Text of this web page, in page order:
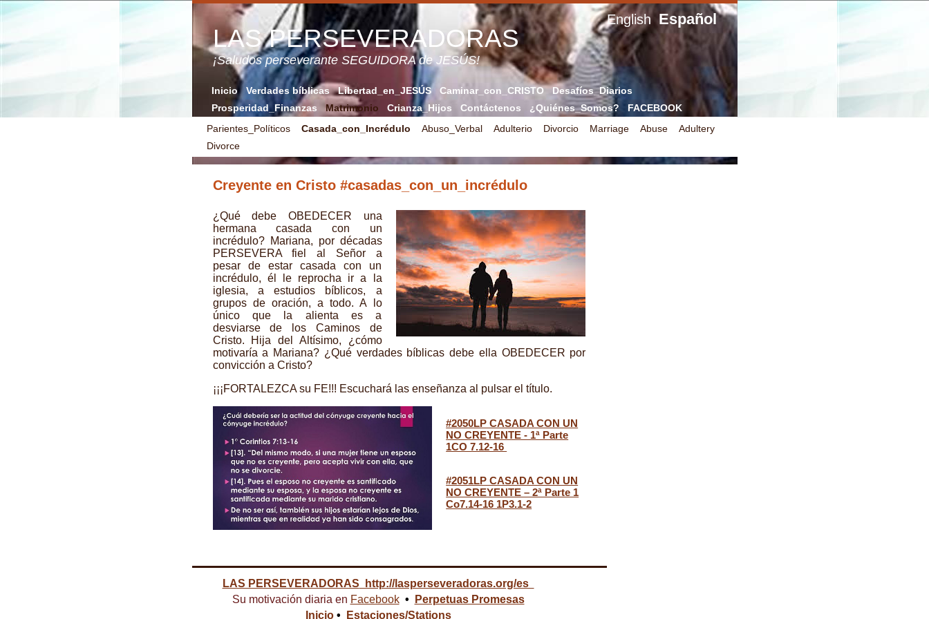
LAS PERSEVERADORAS
¡Saludos perseverante SEGUIDORA de JESÚS!
English Español
Inicio Verdades bíblicas Libertad_en_JESÚS Caminar_con_CRISTO
Desafíos_Diarios
Prosperidad_Finanzas
Matrimonio Crianza_Hijos Contáctenos ¿Quiénes_Somos?
FACEBOOK
Parientes_Políticos
Casada_con_Incrédulo Abuso_Verbal Adulterio Divorcio Marriage Abuse
Adultery
Divorce
Creyente en Cristo #casadas_con_un_incrédulo
¿Qué debe OBEDECER una
hermana casada con un
incrédulo? Mariana, por décadas
PERSEVERA fiel al Señor a
pesar de estar casada con un
incrédulo, él le reprocha ir a la
iglesia, a estudios bíblicos, a
grupos de oración, a todo. A lo
único que la alienta es a
desviarse de los Caminos de
Cristo. Hija del Altísimo, ¿cómo
motivaría a Mariana? ¿Qué verdades bíblicas debe ella OBEDECER por
convicción a Cristo?
¡¡¡FORTALEZCA su FE!!! Escuchará las enseñanza al pulsar el título.
#2050LP CASADA CON UN
NO CREYENTE - 1ª Parte
1CO 7.12-16
#2051LP CASADA CON UN
NO CREYENTE – 2ª Parte 1
Co7.14-16 1P3.1-2
LAS PERSEVERADORAS http://lasperseveradoras.org/es
Su motivación diaria en Facebook•
Perpetuas Promesas
Inicio • Estaciones/Stations